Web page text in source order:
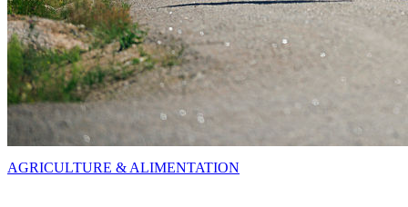
AGRICULTURE & ALIMENTATION